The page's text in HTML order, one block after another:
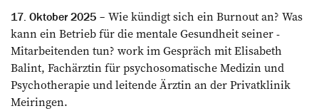
17. Oktober 2025
Wie kündigt sich ein Burnout an? Was
kann ein Betrieb für die mentale Gesundheit seiner ­
Mitarbeitenden tun? work im Gespräch mit ­Elisabeth
Balint, Fachärztin für psychosomatische Medizin und
Psychotherapie und leitende Ärztin an der Privatklinik
Meiringen.